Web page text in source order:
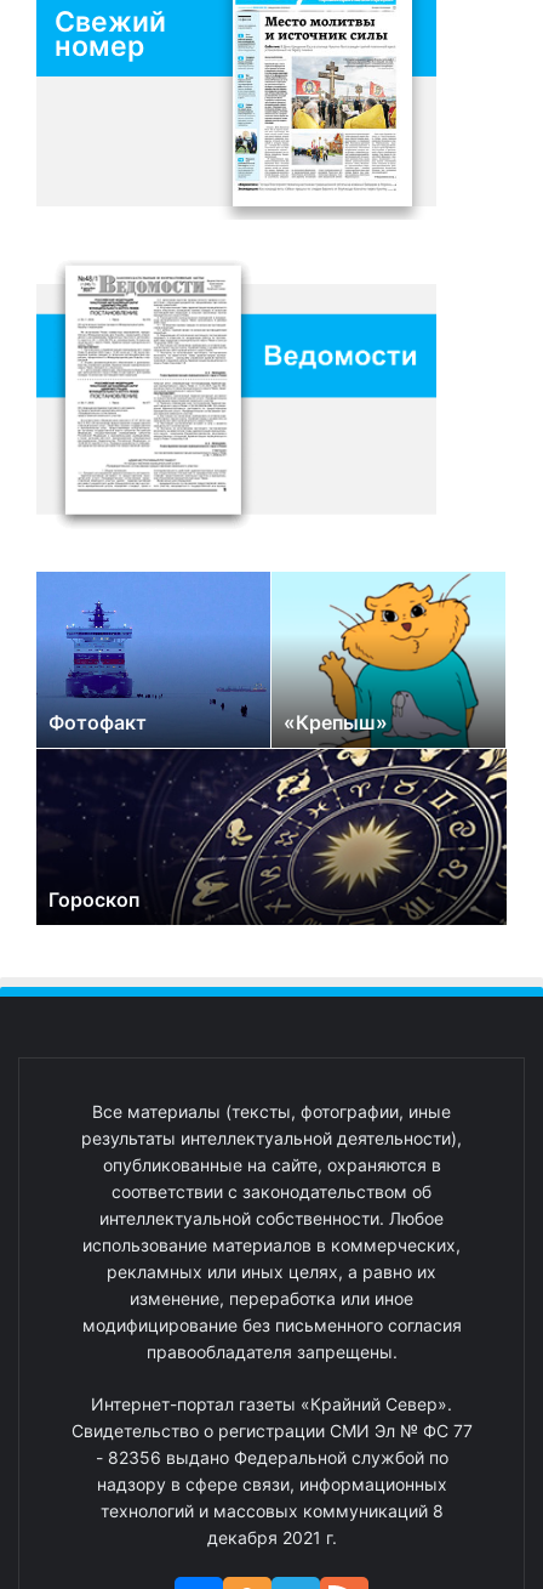
Свежий
номер
Фотофакт «Крепыш»
Гороскоп
Все материалы (тексты, фотографии, иные
результаты интеллектуальной деятельности),
опубликованные на сайте, охраняются в
соответствии с законодательством об
интеллектуальной собственности. Любое
использование материалов в коммерческих,
рекламных или иных целях, а равно их
изменение, переработка или иное
модифицирование без письменного согласия
правообладателя запрещены.
Интернет-портал газеты «Крайний Север».
Свидетельство о регистрации СМИ Эл № ФС 77
- 82356 выдано Федеральной службой по
надзору в сфере связи, информационных
технологий и массовых коммуникаций 8
декабря 2021 г.